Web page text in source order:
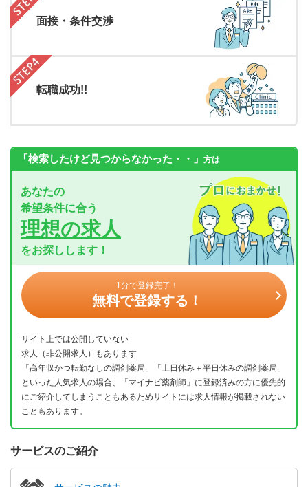
面接・条件交渉
転職成功!!
「検索したけど見つからなかった・・」 方は
あなたの
希望条件に合う
理想の求人
をお探しします！
1分で登録完了！
無料で登録する！
サイト上では公開していない
求人（非公開求人）もあります
「高年収かつ転勤なしの調剤薬局」「土日休み＋平日休みの調剤薬局」
といった人気求人の場合、「マイナビ薬剤師」に登録済みの方に優先的
にご紹介してしまうこともあるためサイトには求人情報が掲載されない
こともあります。
サービスのご紹介